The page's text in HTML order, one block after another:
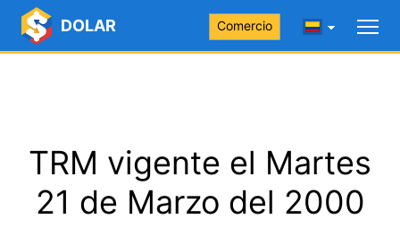
DOLAR Comercio
TRM vigente el Martes
21 de Marzo del 2000